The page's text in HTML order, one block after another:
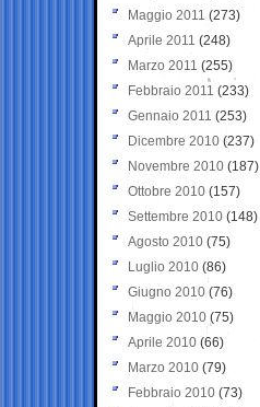
Maggio 2011 (273)
Aprile 2011 (248)
Marzo 2011 (255)
Febbraio 2011 (233)
Gennaio 2011 (253)
Dicembre 2010 (237)
Novembre 2010 (187)
Ottobre 2010 (157)
Settembre 2010 (148)
Agosto 2010 (75)
Luglio 2010 (86)
Giugno 2010 (76)
Maggio 2010 (75)
Aprile 2010 (66)
Marzo 2010 (79)
Febbraio 2010 (73)